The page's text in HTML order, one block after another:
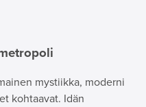
mystiikka, moderni
kohtaavat. Idän